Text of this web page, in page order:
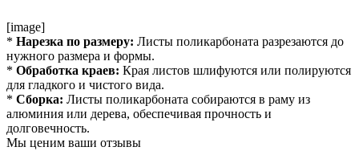
[image]
* Нарезка по размеру: Листы поликарбоната разрезаются до
нужного размера и формы.
* Обработка краев: Края листов шлифуются или полируются
для гладкого и чистого вида.
* Сборка: Листы поликарбоната собираются в раму из
алюминия или дерева, обеспечивая прочность и
долговечность.
Мы ценим ваши отзывы